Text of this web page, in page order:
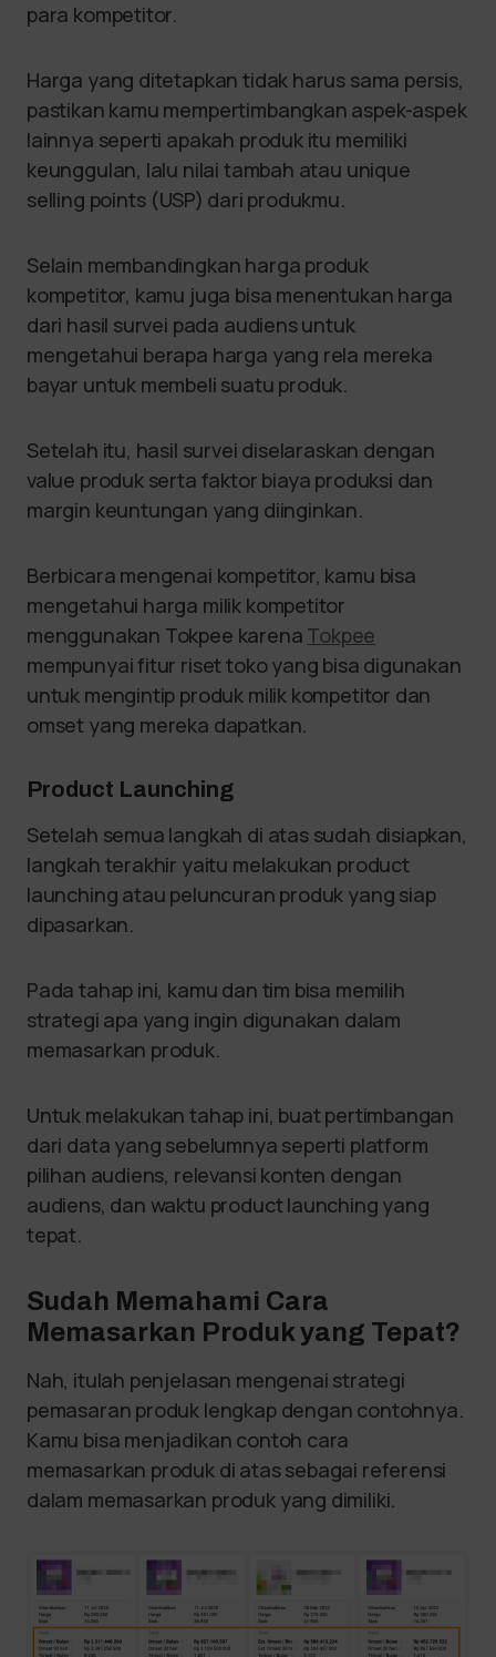
para kompetitor.
Harga yang ditetapkan tidak harus sama persis,
pastikan kamu mempertimbangkan aspek-aspek
lainnya seperti apakah produk itu memiliki
keunggulan, lalu nilai tambah atau unique
selling points (USP) dari produkmu.
Selain membandingkan harga produk
kompetitor, kamu juga bisa menentukan harga
dari hasil survei pada audiens untuk
mengetahui berapa harga yang rela mereka
bayar untuk membeli suatu produk.
Setelah itu, hasil survei diselaraskan dengan
value produk serta faktor biaya produksi dan
margin keuntungan yang diinginkan.
Berbicara mengenai kompetitor, kamu bisa
mengetahui harga milik kompetitor
menggunakan Tokpee karena Tokpee
mempunyai fitur riset toko yang bisa digunakan
untuk mengintip produk milik kompetitor dan
omset yang mereka dapatkan.
Product Launching
Setelah semua langkah di atas sudah disiapkan,
langkah terakhir yaitu melakukan product
launching atau peluncuran produk yang siap
dipasarkan.
Pada tahap ini, kamu dan tim bisa memilih
strategi apa yang ingin digunakan dalam
memasarkan produk.
Untuk melakukan tahap ini, buat pertimbangan
dari data yang sebelumnya seperti platform
pilihan audiens, relevansi konten dengan
audiens, dan waktu product launching yang
tepat.
Sudah Memahami Cara
Memasarkan Produk yang Tepat?
Nah, itulah penjelasan mengenai strategi
pemasaran produk lengkap dengan contohnya.
Kamu bisa menjadikan contoh cara
memasarkan produk di atas sebagai referensi
dalam memasarkan produk yang dimiliki.